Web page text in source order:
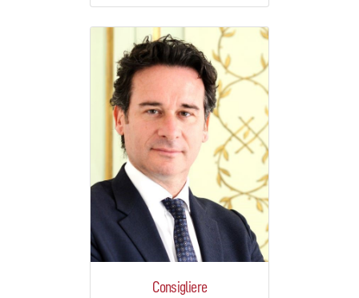
Consigliere